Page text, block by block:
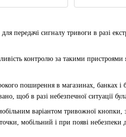
передачі сигналу тривоги в разі
контролю за такими пристроями
поширення в магазинах, банках і
щоб в разі небезпечної ситуації
варіантом тривожної кнопки,
мобільний і при появі